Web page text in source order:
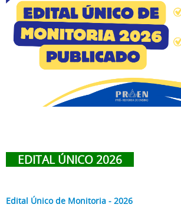
EDITAL ÚNICO 2026
Edital Único de Monitoria - 2026